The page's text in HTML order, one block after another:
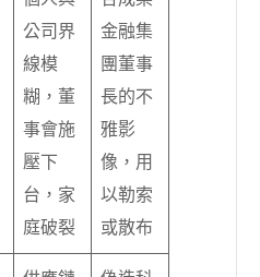
公司界
線模
糊，董
事會施
壓下
台，家
庭破裂
金融集
團董事
長的不
雅影
像，用
以勒索
或散布